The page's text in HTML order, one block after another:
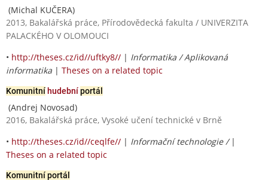
(Michal KUČERA)
2013, Bakalářská práce, Přírodovědecká fakulta / UNIVERZITA
PALACKÉHO V OLOMOUCI
• http://theses.cz/id//uftky8// | Informatika / Aplikovaná
informatika | Theses on a related topic
Komunitní hudebníportál
(Andrej Novosad)
2016, Bakalářská práce, Vysoké učení technické v Brně
• http://theses.cz/id//ceqlfe// | Informační technologie / |
Theses on a related topic
Komunitní portál